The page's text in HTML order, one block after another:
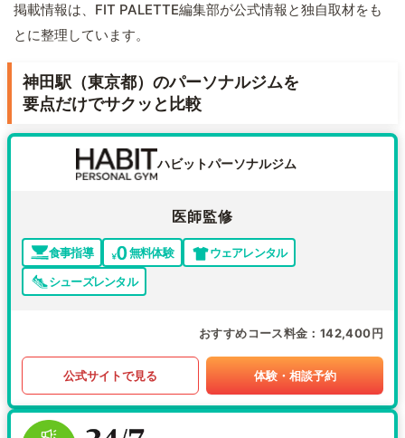
掲載情報は、FIT PALETTE編集部が公式情報と独自取材をも
とに整理しています。
神田駅（東京都）のパーソナルジムを
要点だけでサクッと比較
ハビットパーソナルジム
医師監修
食事指導 無料体験
ウェアレンタル
シューズレンタル
おすすめコース料金 142,400円
公式サイトで見る 体験・相談予約